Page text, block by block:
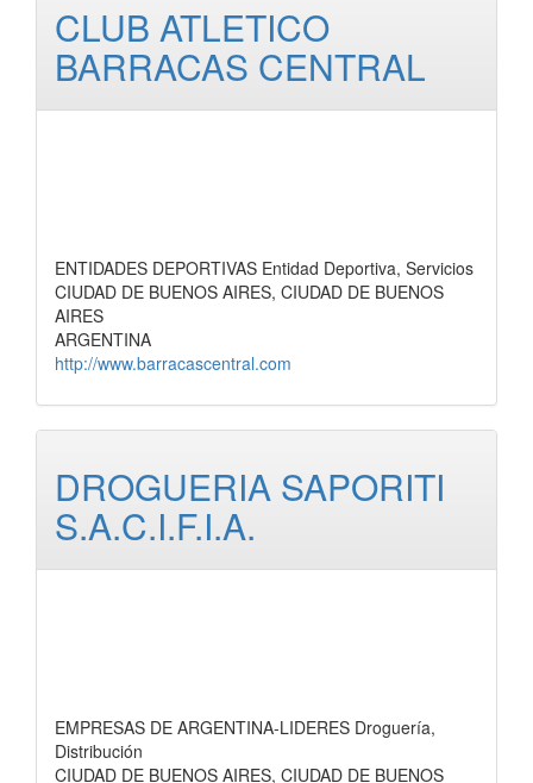
CLUB ATLETICO
BARRACAS CENTRAL
ENTIDADES DEPORTIVAS Entidad Deportiva, Servicios
CIUDAD DE BUENOS AIRES, CIUDAD DE BUENOS
AIRES
ARGENTINA
http://www.barracascentral.com
DROGUERIA SAPORITI
S.A.C.I.F.I.A.
EMPRESAS DE ARGENTINA-LIDERES Droguería,
Distribución
CIUDAD DE BUENOS AIRES, CIUDAD DE BUENOS